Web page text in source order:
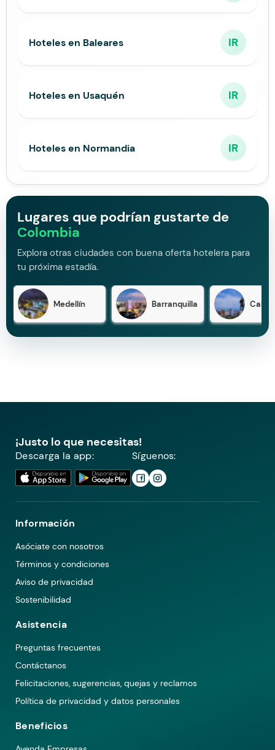
Hoteles en Baleares IR
Hoteles en Usaquén IR
Hoteles en Normandia IR
Lugares que podrían gustarte de
Colombia
Explora otras ciudades con buena oferta hotelera para
tu próxima estadía.
Medellín Barranquilla Cali
¡Justo lo que necesitas!
Descarga la app: Síguenos:
Información
Asóciate con nosotros
Términos y condiciones
Aviso de privacidad
Sostenibilidad
Asistencia
Preguntas frecuentes
Contáctanos
Felicitaciones, sugerencias, quejas y reclamos
Política de privacidad y datos personales
Beneficios